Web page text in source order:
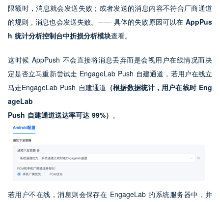
限额时，消息就会发送失败；或者发送的消息内容不符合厂商通道
的规则，消息也会发送失败。—— 具体的失败原因可以在 AppPus
h 统计分析控制台中折损分析模块查看。
这时候 AppPush 不会直接将消息丢弃而是会视用户在线情况而决
定是否立马重新尝试走 EngageLab Push 自建通道，若用户在线立
马走EngageLab Push 自建通道 （根据数据统计，用户在线时 Eng
ageLab
Push 自建通道送达率可达 99%） 。
若用户不在线，消息则会保存在 EngageLab 的系统服务器中，并